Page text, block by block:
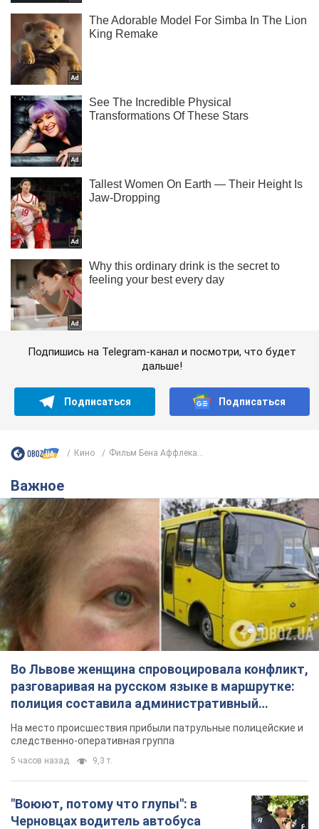
Подпишись на Telegram-канал и посмотри, что будет
дальше!
Подписаться Подписаться
Кино Фильм Бена Аффлека...
Важное
Во Львове женщина спровоцировала конфликт,
разговаривая на русском языке в маршрутке:
полиция составила административный
протокол. Видео
На место происшествия прибыли патрульные полицейские и
следственно-оперативная группа
5 часов назад 9,3 т.
"Воюют, потому что глупы": в
Черновцах водитель автобуса